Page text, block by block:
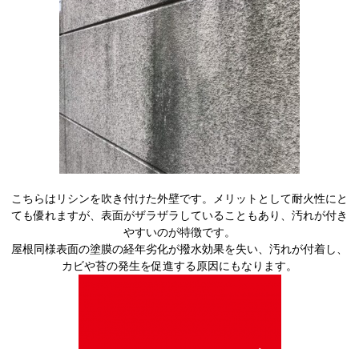
こちらはリシンを吹き付けた外壁です。メリットとして耐火性にと
ても優れますが、表面がザラザラしていることもあり、汚れが付き
やすいのが特徴です。
屋根同様表面の塗膜の経年劣化が撥水効果を失い、汚れが付着し、
カビや苔の発生を促進する原因にもなります。